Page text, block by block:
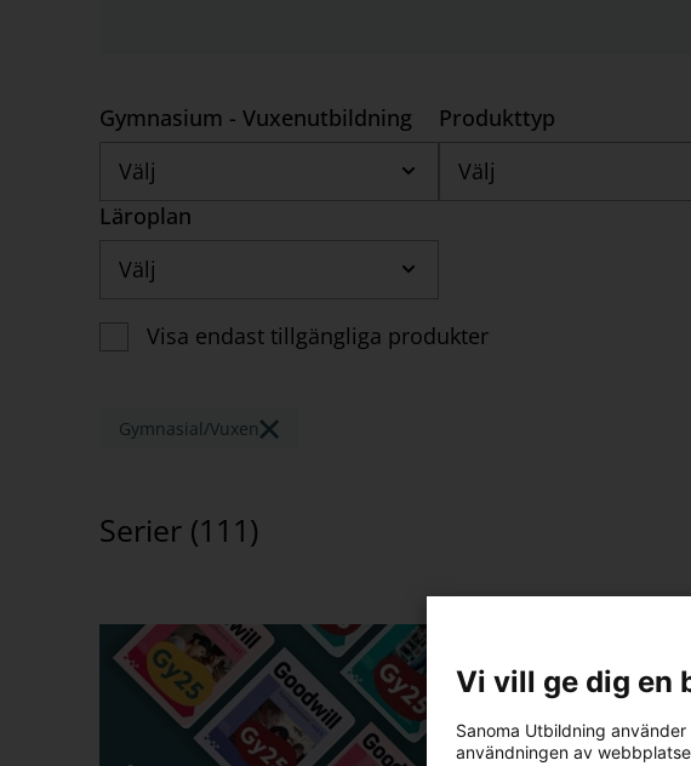
Gymnasium - Vuxenutbildning
Välj
Produkttyp
Välj
Läroplan
Välj
Visa endast tillgängliga produkter
Gymnasial/Vuxen
Serier (111)
Vi vill ge dig en
Sanoma Utbildning
användningen av